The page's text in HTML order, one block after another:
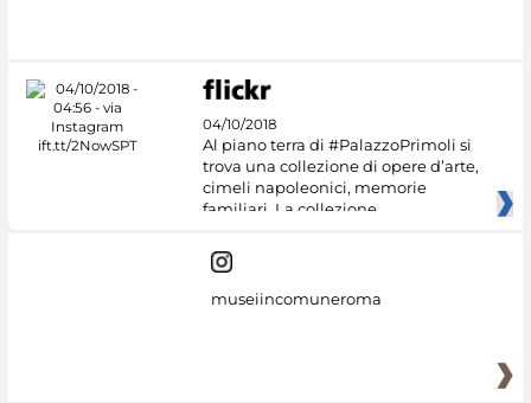
04/10/2018
Al piano terra di #PalazzoPrimoli si
trova una collezione di opere d’arte,
cimeli napoleonici, memorie
familiari. La collezione
museiincomuneroma